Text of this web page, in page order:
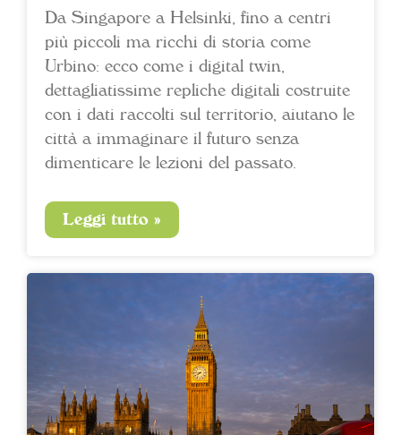
Da Singapore a Helsinki, fino a centri
più piccoli ma ricchi di storia come
Urbino: ecco come i digital twin,
dettagliatissime repliche digitali costruite
con i dati raccolti sul territorio, aiutano le
città a immaginare il futuro senza
dimenticare le lezioni del passato.
Leggi tutto »